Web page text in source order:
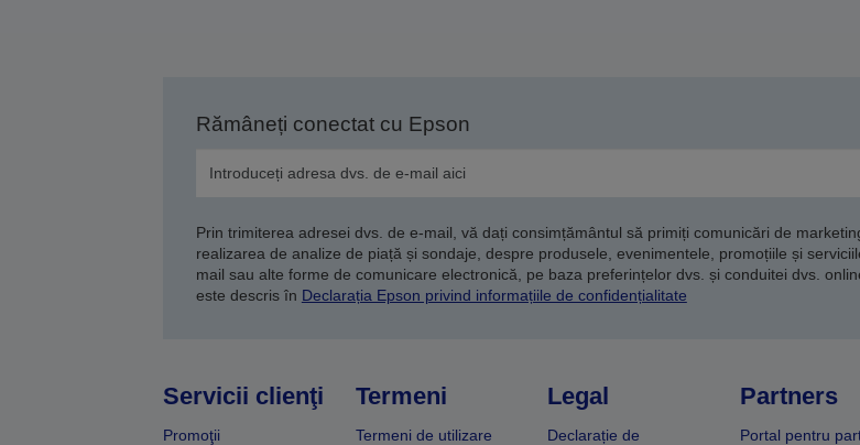
Rămâneți conectat cu Epson
Prin trimiterea adresei dvs. de e-mail, vă dați consimțământul să primiți comunicări de
realizarea de analize de piață și sondaje, despre produsele, evenimentele, promoțiile și
mail sau alte forme de comunicare electronică, pe baza preferințelor dvs. și conduitei dvs.
este descris în Declarația Epson privind informațiile de confidențialitate
Servicii clienţi
Promoţii
Termeni
Termeni de utilizare
Legal
Declarație de
Partners
Portal pentru